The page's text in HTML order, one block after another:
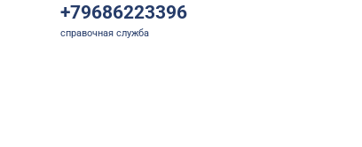
+79686223396
справочная служба